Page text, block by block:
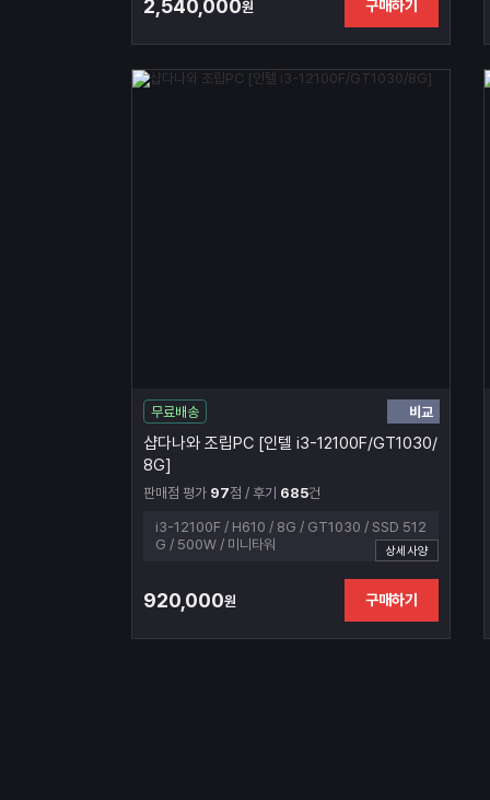
2,540,000원 구매하기
무료배송 비교
샵다나와 조립PC [인텔 i3-12100F/GT1030/
8G]
판매점 평가 97점 / 후기 685건
i3-12100F / H610 / 8G / GT1030 / SSD 512
G / 500W / 미니타워
상세사양
920,000원 구매하기